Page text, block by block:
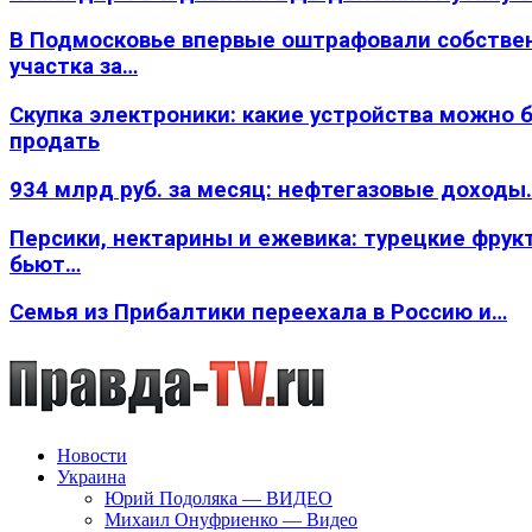
В Подмосковье впервые оштрафовали
участка за…
Скупка электроники: какие устройства можно
продать
934 млрд руб. за месяц: нефтегазовые
Персики, нектарины и ежевика: турецкие
бьют…
Семья из Прибалтики переехала в Россию и…
Новости
Украина
Юрий Подоляка — ВИДЕО
Михаил Онуфриенко — Видео